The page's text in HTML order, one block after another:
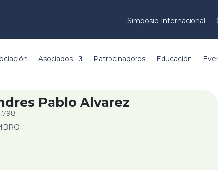
Simposio Internacional
Asociados Patrocinadores Educación
Pablo Alvarez